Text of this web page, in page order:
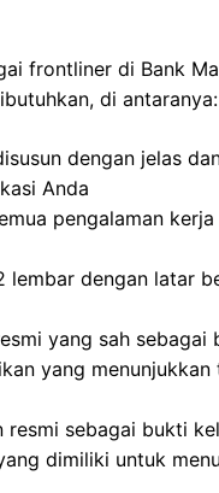
frontliner di Bank
di antaranya:
dengan jelas
Anda
pengalaman
dengan latar
yang sah
yang
resmi sebagai bukti
dimiliki untuk